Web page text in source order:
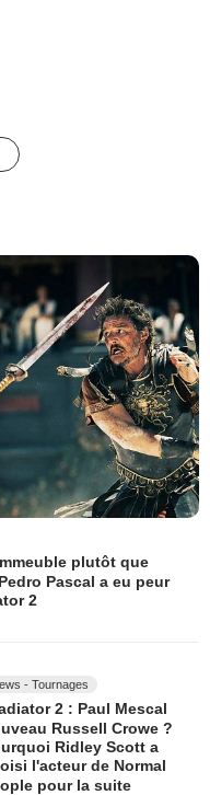
plutôt que
Pascal a eu peur
2
- Tournages
2 : Paul Mescal
Russell Crowe ?
Ridley Scott a
l'acteur de Normal
pour la suite